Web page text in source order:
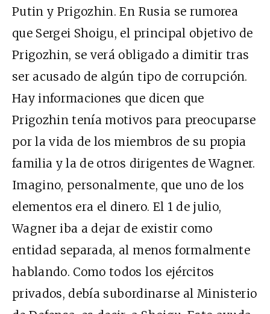
Putin y Prigozhin. En Rusia se rumorea
que Sergei Shoigu, el principal objetivo de
Prigozhin, se verá obligado a dimitir tras
ser acusado de algún tipo de corrupción.
Hay informaciones que dicen que
Prigozhin tenía motivos para preocuparse
por la vida de los miembros de su propia
familia y la de otros dirigentes de Wagner.
Imagino, personalmente, que uno de los
elementos era el dinero. El 1 de julio,
Wagner iba a dejar de existir como
entidad separada, al menos formalmente
hablando. Como todos los ejércitos
privados, debía subordinarse al Ministerio